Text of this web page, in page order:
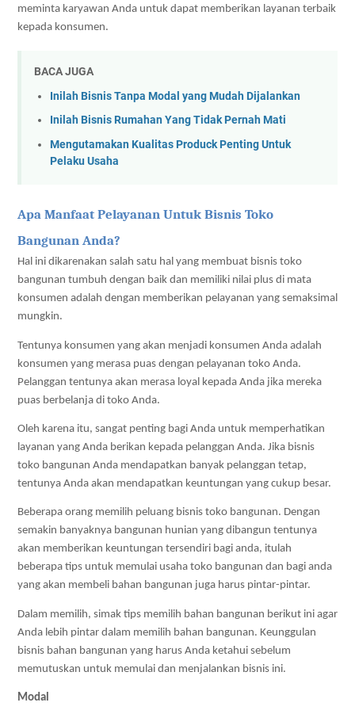
meminta karyawan Anda untuk dapat memberikan layanan terbaik
kepada konsumen.
BACA JUGA
Inilah Bisnis Tanpa Modal yang Mudah Dijalankan
Inilah Bisnis Rumahan Yang Tidak Pernah Mati
Mengutamakan Kualitas Produck Penting Untuk
Pelaku Usaha
Apa Manfaat Pelayanan Untuk Bisnis Toko
Bangunan Anda?
Hal ini dikarenakan salah satu hal yang membuat bisnis toko
bangunan tumbuh dengan baik dan memiliki nilai plus di mata
konsumen adalah dengan memberikan pelayanan yang semaksimal
mungkin.
Tentunya konsumen yang akan menjadi konsumen Anda adalah
konsumen yang merasa puas dengan pelayanan toko Anda.
Pelanggan tentunya akan merasa loyal kepada Anda jika mereka
puas berbelanja di toko Anda.
Oleh karena itu, sangat penting bagi Anda untuk memperhatikan
layanan yang Anda berikan kepada pelanggan Anda. Jika bisnis
toko bangunan Anda mendapatkan banyak pelanggan tetap,
tentunya Anda akan mendapatkan keuntungan yang cukup besar.
Beberapa orang memilih peluang bisnis toko bangunan. Dengan
semakin banyaknya bangunan hunian yang dibangun tentunya
akan memberikan keuntungan tersendiri bagi anda, itulah
beberapa tips untuk memulai usaha toko bangunan dan bagi anda
yang akan membeli bahan bangunan juga harus pintar-pintar.
Dalam memilih, simak tips memilih bahan bangunan berikut ini agar
Anda lebih pintar dalam memilih bahan bangunan. Keunggulan
bisnis bahan bangunan yang harus Anda ketahui sebelum
memutuskan untuk memulai dan menjalankan bisnis ini.
Modal